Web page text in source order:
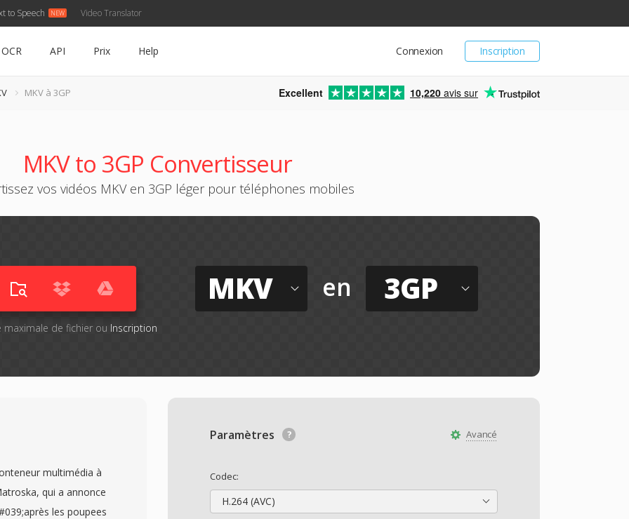
to Speech Video Translator
Inscription
Connexion
OCR API Prix Help
MKV à 3GP Excellent 10,220 avis sur
MKV to 3GP Convertisseur
vos vidéos MKV en 3GP léger pour téléphones mobiles
maximale de fichier ou Inscription
MKV en 3GP
Avancé
Paramètres
Codec:
H.264 (AVC)
multimédia à
qui a annonce
les poupees